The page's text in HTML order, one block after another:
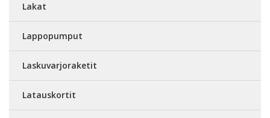
Lakat
Lappopumput
Laskuvarjoraketit
Latauskortit